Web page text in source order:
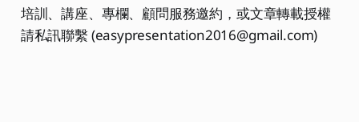
培訓、講座、專欄、顧問服務邀約，或文章轉載授權
請私訊聯繫 (easypresentation2016@gmail.com)